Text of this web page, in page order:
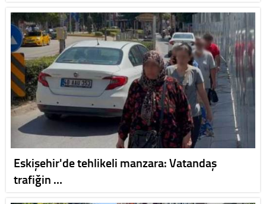
Eskişehir'de tehlikeli manzara: Vatandaş
trafiğin …